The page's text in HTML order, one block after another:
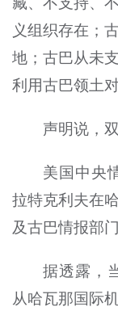
义组织存在；
地；古巴从未
利用古巴领土
声明说，
美国中央
拉特克利夫在
及古巴情报部
据透露，
从哈瓦那国际